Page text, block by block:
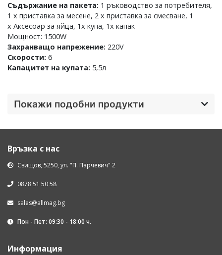
Съдържание на пакета: 1 ръководство за потребителя,
1 x приставка за месене, 2 x приставка за смесване, 1
x Аксесоар за яйца, 1x купа, 1x капак
Мощност: 1500W
Захранващо напрежение: 220V
Скорости: 6
Капацитет на купата: 5,5л
Покажи подобни продукти
Връзка с нас
Свищов, 5250, ул. "П. Парчевич" 2
0878 51 50 58
sales@allmag.bg
Пон - Пет: 09:30 - 18:00 ч.
Информация